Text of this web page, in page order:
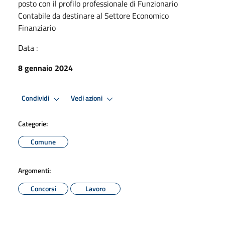
posto con il profilo professionale di Funzionario
Contabile da destinare al Settore Economico
Finanziario
Data :
8 gennaio 2024
Condividi Vedi azioni
Categorie:
Comune
Argomenti:
Concorsi
Lavoro